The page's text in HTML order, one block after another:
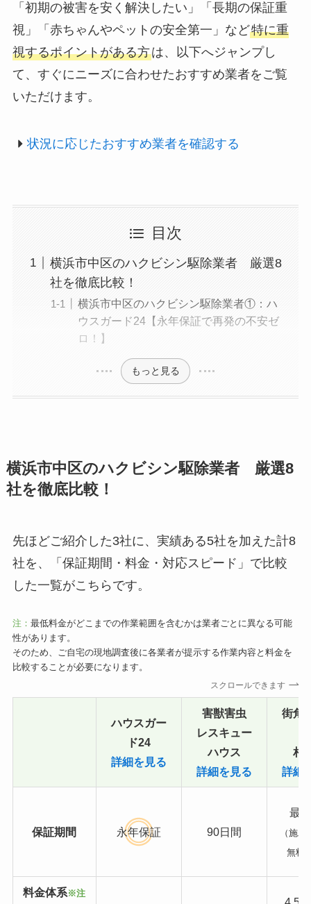
「初期の被害を安く解決したい」「長期の保証重
視」「赤ちゃんやペットの安全第一」など特に重
視するポイントがある方は、以下へジャンプし
て、すぐにニーズに合わせたおすすめ業者をご覧
いただけます。
状況に応じたおすすめ業者を確認する
目次
横浜市中区のハクビシン駆除業者 厳選8
社を徹底比較！
横浜市中区のハクビシン駆除業者①：ハ
ウスガード24【永年保証で再発の不安ゼ
ロ！】
もっと見る
横浜市中区のハクビシン駆除業者 厳選8
社を徹底比較！
先ほどご紹介した3社に、実績ある5社を加えた計8
社を、「保証期間・料金・対応スピード」で比較
した一覧がこちらです。
注： 最低料金がどこまでの作業範囲を含むかは業者ごとに異なる可能
性があります。
そのため、ご自宅の現地調査後に各業者が提示する作業内容と料金を
比較することが必要になります。
スクロールできます
ハウスガー
ド24
詳細を見る
害獣害虫
レスキュー
ハウス
詳細を見る
街角
相
詳細
保証期間 永年保証 90日間
最
（施
無料
料金体系※注